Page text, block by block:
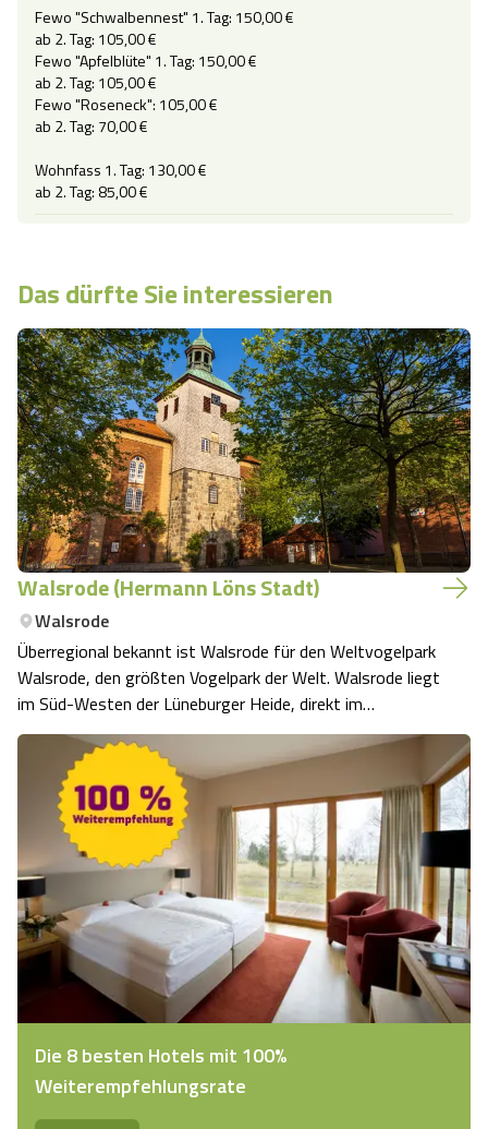
Das dürfte Sie interessieren
Walsrode (Hermann Löns Stadt)
Walsrode
Überregional bekannt ist Walsrode für den Weltvogelpark
Walsrode, den größten Vogelpark der Welt. Walsrode liegt
im Süd-Westen der Lüneburger Heide, direkt im
bekannten Städtedreieck Hamburg-Hannover-Bremen.
Die Stadt trägt den Namenszusatz "Hermann-Löns-
Stadt", weil der Heidedichter in Walsrode …
Fewo "Schwalbennest" 1. Tag: 150,00 €
ab 2. Tag: 105,00 €
Fewo "Apfelblüte" 1. Tag: 150,00 €
ab 2. Tag: 105,00 €
Fewo "Roseneck": 105,00 €
ab 2. Tag: 70,00 €
Wohnfass 1. Tag: 130,00 €
ab 2. Tag: 85,00 €
Die 8 besten Hotels mit 100%
Weiterempfehlungsrate